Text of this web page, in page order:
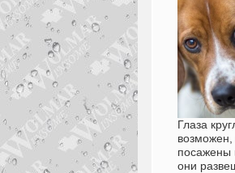
Глаза
посажены
они